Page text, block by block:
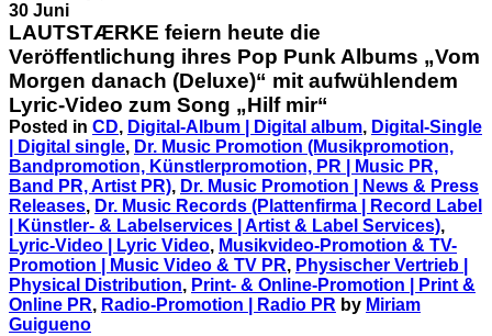
30 Juni
LAUTSTÆRKE feiern heute die
Veröffentlichung ihres Pop Punk Albums „Vom
Morgen danach (Deluxe)“ mit aufwühlendem
Lyric-Video zum Song „Hilf mir“
Posted in CD, Digital-Album | Digital album, Digital-Single
| Digital single, Dr. Music Promotion (Musikpromotion,
Bandpromotion, Künstlerpromotion, PR | Music PR,
Band PR, Artist PR), Dr. Music Promotion | News & Press
Releases, Dr. Music Records (Plattenfirma | Record Label
| Künstler- & Labelservices | Artist & Label Services),
Lyric-Video | Lyric Video, Musikvideo-Promotion & TV-
Promotion | Music Video & TV PR, Physischer Vertrieb |
Physical Distribution, Print- & Online-Promotion | Print &
Online PR, Radio-Promotion | Radio PR by Miriam
Guigueno